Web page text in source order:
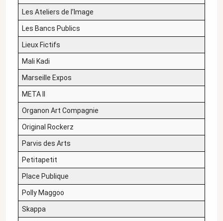
Les Ateliers de l’Image
Les Bancs Publics
Lieux Fictifs
Mali Kadi
Marseille Expos
META II
Organon Art Compagnie
Original Rockerz
Parvis des Arts
Petitapetit
Place Publique
Polly Maggoo
Skappa